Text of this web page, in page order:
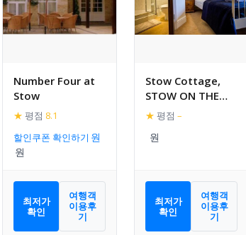
Number Four at
Stow
★ 평점 8.1
할인쿠폰 확인하기
최저가
확인
여행객
이용후
기
Stow Cottage,
STOW ON THE
WOLD
★ 평점 –
최저가
확인
여행객
이용후
기